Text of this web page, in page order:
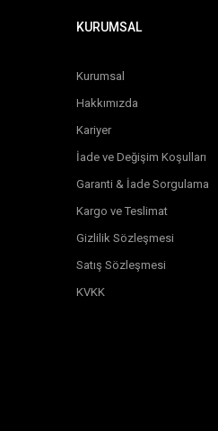
KURUMSAL
Kurumsal
Hakkımızda
Kariyer
İade ve Değişim Koşulları
Garanti & İade Sorgulama
Kargo ve Teslimat
Gizlilik Sözleşmesi
Satış Sözleşmesi
KVKK